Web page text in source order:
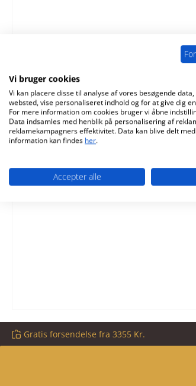
Gratis forsendelse fra 3355 Kr.
Vi bruger cookies
Vi kan placere disse til analyse af vores besøgende
websted, vise personaliseret indhold og for at give dig
For mere information om cookies bruger vi åbne
Data indsamles med henblik på personalisering af
reklamekampagners effektivitet. Data kan blive delt med
information kan findes her.
Accepter alle